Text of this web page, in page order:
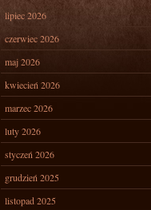
lipiec 2026
czerwiec 2026
maj 2026
kwiecień 2026
marzec 2026
luty 2026
styczeń 2026
grudzień 2025
listopad 2025